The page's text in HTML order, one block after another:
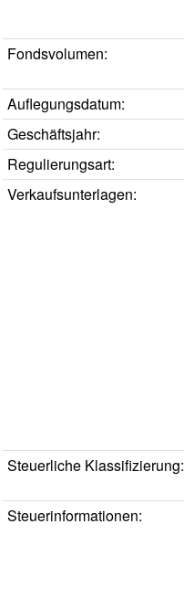
Fondsvolumen:
Auflegungsdatum:
Geschäftsjahr:
Regulierungsart:
Verkaufsunterlagen:
Steuerliche Klassifizierung:
Steuerinformationen: